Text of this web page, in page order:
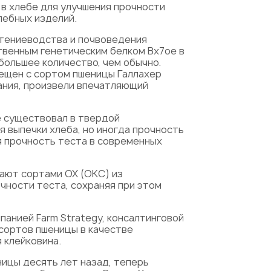
хлебе для улучшения прочности
изделий.
и почвоведения
генетическим белком Bx7oe в
количество, чем обычно.
с сортом пшеницы Галлахер
произвели впечатляющий
существовал в твердой
хлеба, но иногда прочность
теста в современных
сортами OX (ОКС) из
теста, сохраняя при этом
Farm Strategy, консалтинговой
пшеницы в качестве
десять лет назад, теперь